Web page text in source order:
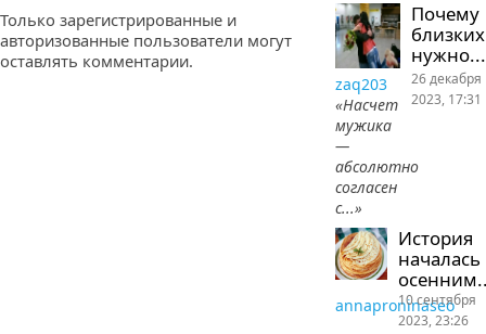
Только зарегистрированные и
авторизованные пользователи могут
оставлять комментарии.
Почему
близких
нужно...
zaq203
«Насчет
мужика
—
абсолютно
согласен
с...»
26 декабря
2023, 17:31
История
началась
annaproninaseo
10 сентября
2023, 23:26